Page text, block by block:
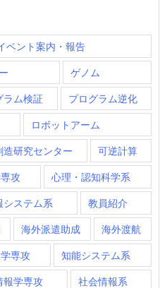
ベント案内・報告
ゲノム
ラム検証 プログラム逆化
ロボットアーム
造研究センター 可逆計算
攻 心理・認知科学系
システム系 教員紹介
海外派遣助成 海外渡航
専攻 知能システム系
報学専攻 社会情報系